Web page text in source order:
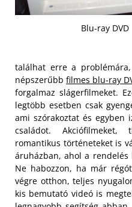
Blu-ray DVD
találhat erre a
népszerűbb filmes blu-ray
forgalmaz slágerfilmeket.
legtöbb esetben csak
ami szórakoztat és egyben
családot. Akciófilmeket,
romantikus történeteket is
áruházban, ahol a rendelés
Ne habozzon, ha már
végre otthon, teljes
kis bemutató videó is